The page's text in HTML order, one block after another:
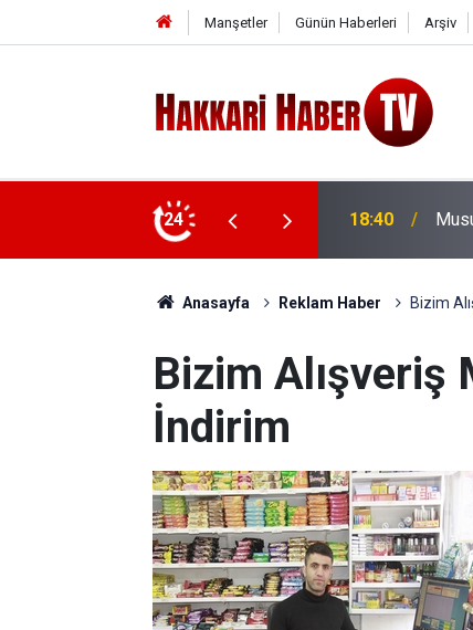
Manşetler Günün Haberleri Arşiv
24 18:12
Anasayfa Reklam Haber Bizim
Bizim Alışveriş
İndirim